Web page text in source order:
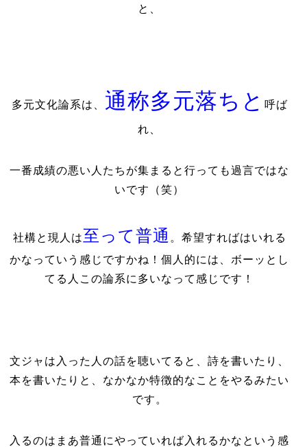
と、
多元文化論系は、 通称多元落ちと 呼ば
れ、
一番成績の悪い人たちが集まると行っても過言ではな
いです（笑）
社構と現人は至って普通 。希望すればはいれる
かなっていう感じですかね！個人的には、ボーッとし
てる人この論系に多いなって感じです！
文ジャは入った人の話を聴いてると、詩を書いたり、
本を書いたりと、なかなか特徴的なことをやるみたい
です。
入るのはまあ普通にやっていれば入れるかなという感